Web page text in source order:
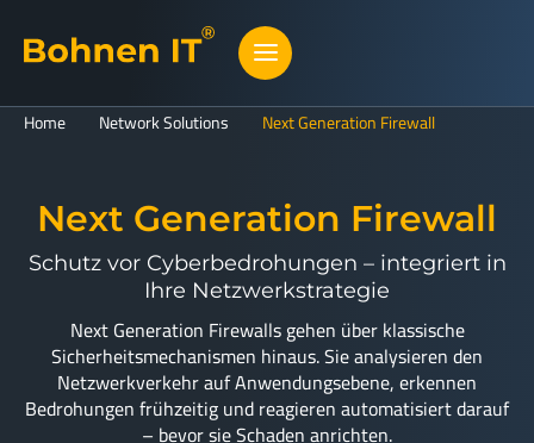
Home Network Solutions Next Generation Firewall
Next Generation Firewall
Schutz vor Cyberbedrohungen – integriert in
Ihre Netzwerkstrategie
Next Generation Firewalls gehen über klassische
Sicherheitsmechanismen hinaus. Sie analysieren den
Netzwerkverkehr auf Anwendungsebene, erkennen
Bedrohungen frühzeitig und reagieren automatisiert darauf
– bevor sie Schaden anrichten.